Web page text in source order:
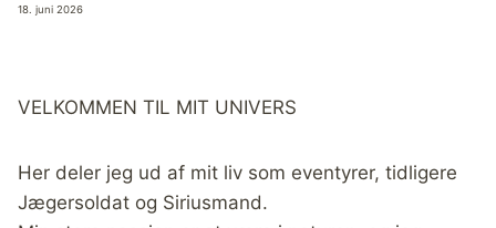
18. juni 2026
VELKOMMEN TIL MIT UNIVERS
Her deler jeg ud af mit liv som eventyrer, tidligere
Jægersoldat og Siriusmand.